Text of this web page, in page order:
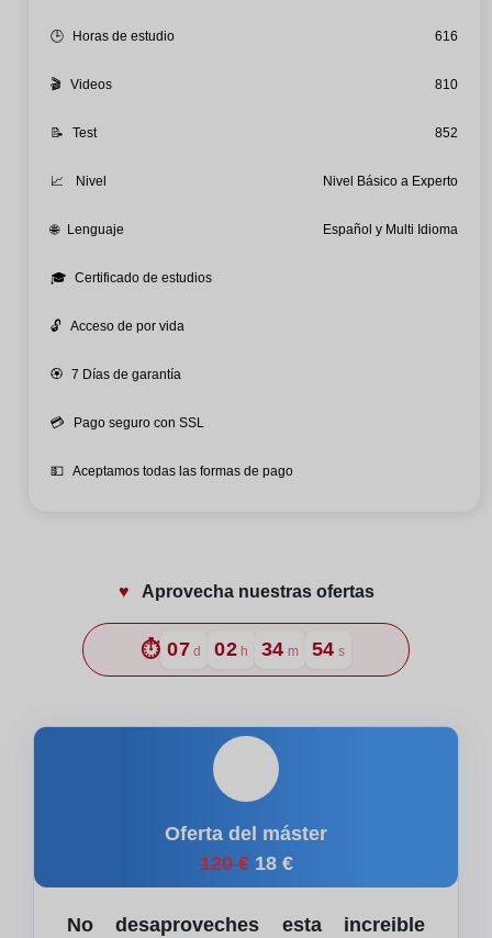
🕒 Horas de estudio 616
🎬 Videos 810
📝 Test 852
📈 Nivel Nivel Básico a Experto
🌐 Lenguaje Español y Multi Idioma
🎓 Certificado de estudios
🔓 Acceso de por vida
🏵️ 7 Días de garantía
💳 Pago seguro con SSL
💵 Aceptamos todas las formas de pago
♥️ Aprovecha nuestras ofertas
⏱️ 07 d 02 h 34 m 53 s
Oferta del máster
120 € 18 €
No desaproveches esta increible